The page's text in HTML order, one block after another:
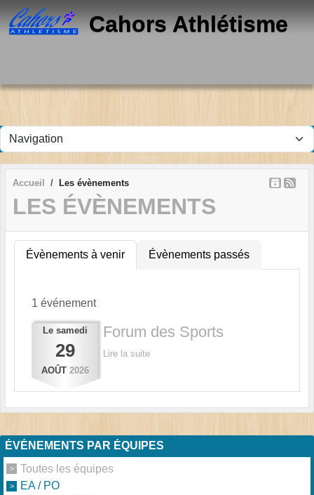
Cahors Athlétisme
Accueil Les évènements
LES ÉVÈNEMENTS
Évènements à venir Évènements passés
1 événement
Le samedi
29
AOÛT 2026
Forum des Sports
Lire la suite
ÉVÉNEMENTS PAR ÉQUIPES
Toutes les équipes
EA / PO
Panneau de gestion des cookies